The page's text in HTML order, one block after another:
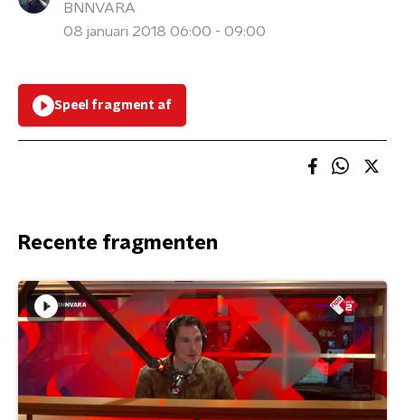
BNNVARA
08 januari 2018 06:00 - 09:00
Speel fragment af
Recente fragmenten